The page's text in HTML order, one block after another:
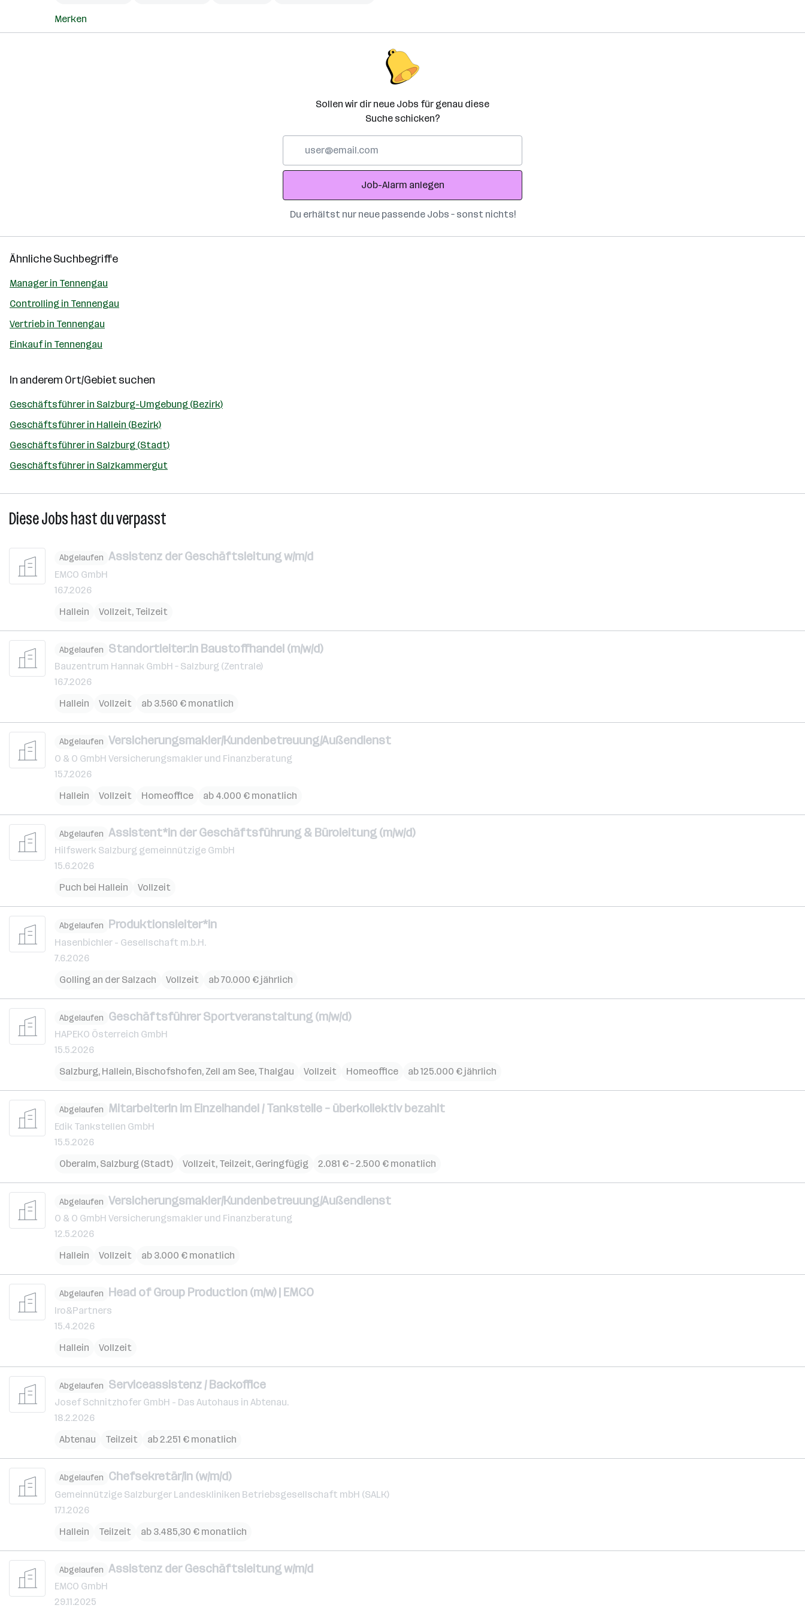
Merken
Sollen wir dir neue Jobs für genau diese
Suche schicken?
Adresse
Job-Alarm anlegen
Du erhältst nur neue passende Jobs – sonst nichts!
Ähnliche Suchbegriffe
Manager in Tennengau
Controlling in Tennengau
Vertrieb in Tennengau
Einkauf in Tennengau
In anderem Ort/Gebiet suchen
Geschäftsführer in Salzburg-Umgebung (Bezirk)
Geschäftsführer in Hallein (Bezirk)
Geschäftsführer in Salzburg (Stadt)
Geschäftsführer in Salzkammergut
Diese Jobs hast du verpasst
Abgelaufen Assistenz der Geschäftsleitung w/m/d
EMCO GmbH
16.7.2026
Hallein
Vollzeit, Teilzeit
Abgelaufen Standortleiter:in Baustoffhandel (m/w/d)
Bauzentrum Hannak GmbH – Salzburg (Zentrale)
16.7.2026
Hallein
Vollzeit ab 3.560 € monatlich
Abgelaufen Versicherungsmakler/Kundenbetreuung/Außendienst
O & O GmbH Versicherungsmakler und Finanzberatung
15.7.2026
Hallein
Vollzeit Homeoffice ab 4.000 € monatlich
Abgelaufen Assistent*in der Geschäftsführung & Büroleitung (m/w/d)
Hilfswerk Salzburg gemeinnützige GmbH
15.6.2026
Puch bei Hallein
Vollzeit
Abgelaufen Produktionsleiter*in
Hasenbichler - Gesellschaft m.b.H.
7.6.2026
Golling an der Salzach
Vollzeit ab 70.000 € jährlich
Abgelaufen Geschäftsführer Sportveranstaltung (m/w/d)
HAPEKO Österreich GmbH
15.5.2026
Salzburg, Hallein, Bischofshofen, Zell am See, Thalgau Vollzeit Homeoffice ab 125.000 € jährlich
Abgelaufen MitarbeiterIn im Einzelhandel / Tankstelle – überkollektiv bezahlt
Edik Tankstellen GmbH
15.5.2026
Oberalm, Salzburg (Stadt) Vollzeit, Teilzeit, Geringfügig 2.081 € – 2.500 € monatlich
Abgelaufen Versicherungsmakler/Kundenbetreuung/Außendienst
O & O GmbH Versicherungsmakler und Finanzberatung
12.5.2026
Hallein
Vollzeit ab 3.000 € monatlich
Abgelaufen Head of Group Production (m/w) | EMCO
Iro&Partners
15.4.2026
Hallein
Vollzeit
Abgelaufen Serviceassistenz / Backoffice
Josef Schnitzhofer GmbH - Das Autohaus in Abtenau.
18.2.2026
Abtenau
Teilzeit ab 2.251 € monatlich
Abgelaufen Chefsekretär/in (w/m/d)
Gemeinnützige Salzburger Landeskliniken Betriebsgesellschaft mbH (SALK)
17.1.2026
Hallein
Teilzeit ab 3.485,30 € monatlich
Abgelaufen Assistenz der Geschäftsleitung w/m/d
EMCO GmbH
29.11.2025